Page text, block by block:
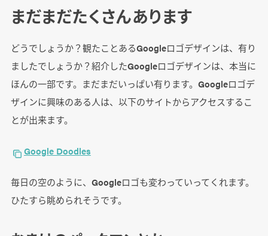
まだまだたくさんあります
どうでしょうか？観たことあるGoogleロゴデザインは、有り
ましたでしょうか？紹介したGoogleロゴデザインは、本当に
ほんの一部です。まだまだいっぱい有ります。Googleロゴデ
ザインに興味のある人は、以下のサイトからアクセスするこ
とが出来ます。
Google Doodles
毎日の空のように、Googleロゴも変わっていってくれます。
ひたすら眺められそうです。